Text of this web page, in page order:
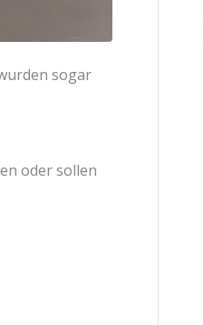
sogar
oder sollen